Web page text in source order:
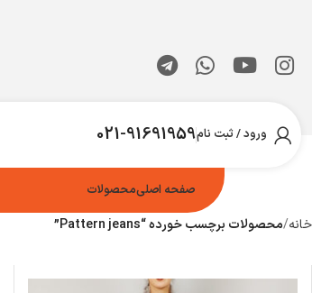
ورود / ثبت نام021-91691959
صفحه اصلیمحصولات
خانه محصولات برچسب خورده “Pattern jeans”